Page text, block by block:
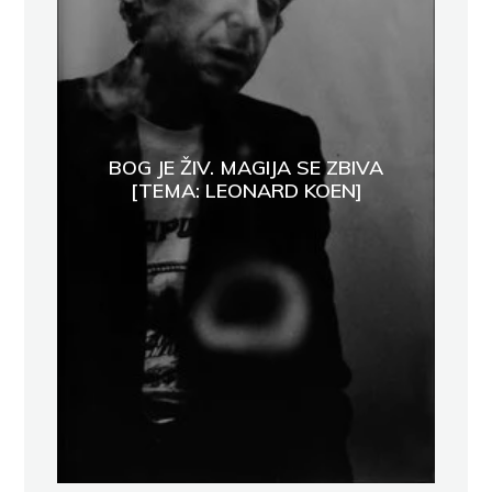
BOG JE ŽIV. MAGIJA SE ZBIVA
[TEMA: LEONARD KOEN]